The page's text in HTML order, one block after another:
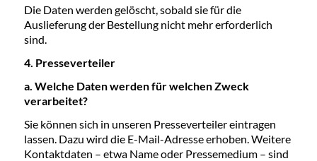
Die Daten werden gelöscht, sobald sie für die
Auslieferung der Bestellung nicht mehr erforderlich
sind.
4. Presseverteiler
a. Welche Daten werden für welchen Zweck
verarbeitet?
Sie können sich in unseren Presseverteiler eintragen
lassen. Dazu wird die E-Mail-Adresse erhoben. Weitere
Kontaktdaten – etwa Name oder Pressemedium – sind